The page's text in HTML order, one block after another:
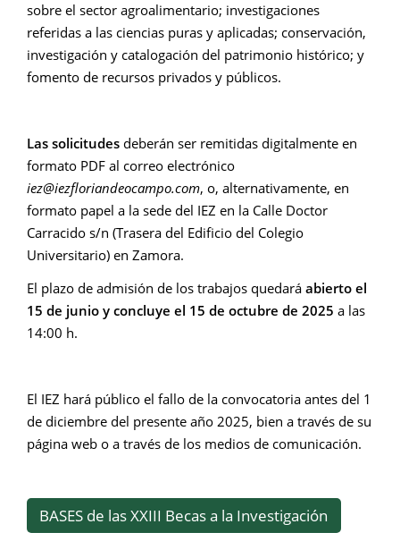
sobre el sector agroalimentario; investigaciones
referidas a las ciencias puras y aplicadas; conservación,
investigación y catalogación del patrimonio histórico; y
fomento de recursos privados y públicos.
Las solicitudes deberán ser remitidas digitalmente en
formato PDF al correo electrónico
iez@iezfloriandeocampo.com, o, alternativamente, en
formato papel a la sede del IEZ en la Calle Doctor
Carracido s/n (Trasera del Edificio del Colegio
Universitario) en Zamora.
El plazo de admisión de los trabajos quedará abierto el
15 de junio y concluye el 15 de octubre de 2025 a las
14:00 h.
El IEZ hará público el fallo de la convocatoria antes del 1
de diciembre del presente año 2025, bien a través de su
página web o a través de los medios de comunicación.
BASES de las XXIII Becas a la Investigación